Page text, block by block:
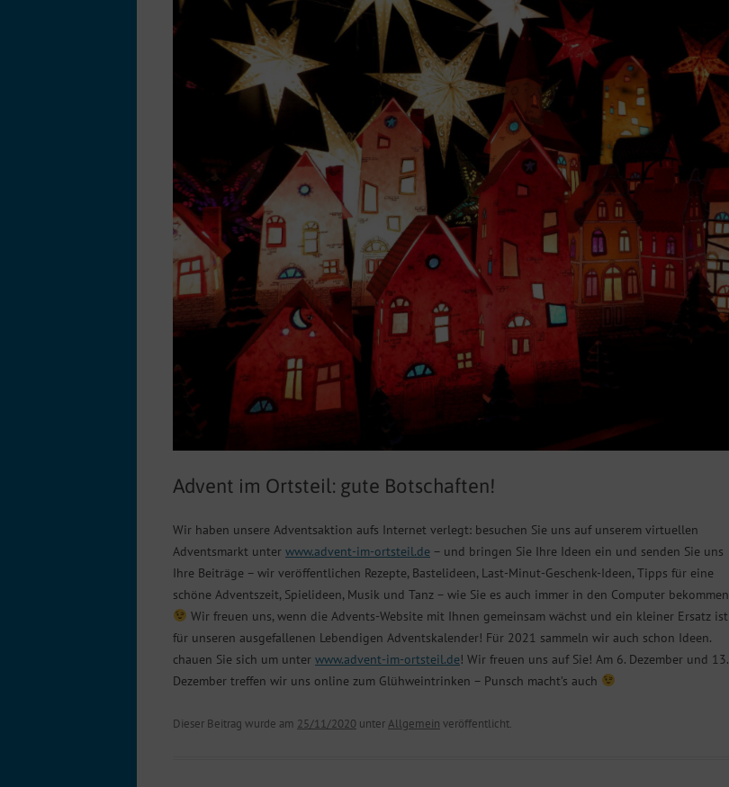
Advent im Ortsteil: gute Botschaften!
Wir haben unsere Adventsaktion aufs Internet verlegt: besuchen Sie uns auf unserem virtuellen
Adventsmarkt unter www.advent-im-ortsteil.de – und bringen Sie Ihre Ideen ein und senden Sie uns
Ihre Beiträge – wir veröffentlichen Rezepte, Bastelideen, Last-Minut-Geschenk-Ideen, Tipps für eine
schöne Adventszeit, Spielideen, Musik und Tanz – wie Sie es auch immer in den Computer bekommen
Wir freuen uns, wenn die Advents-Website mit Ihnen gemeinsam wächst und ein kleiner Ersatz ist
für unseren ausgefallenen Lebendigen Adventskalender! Für 2021 sammeln wir auch schon Ideen.
chauen Sie sich um unter www.advent-im-ortsteil.de! Wir freuen uns auf Sie! Am 6. Dezember und 13.
Dezember treffen wir uns online zum Glühweintrinken – Punsch macht’s auch
Dieser Beitrag wurde am 25/11/2020 unterAllgemein veröffentlicht.